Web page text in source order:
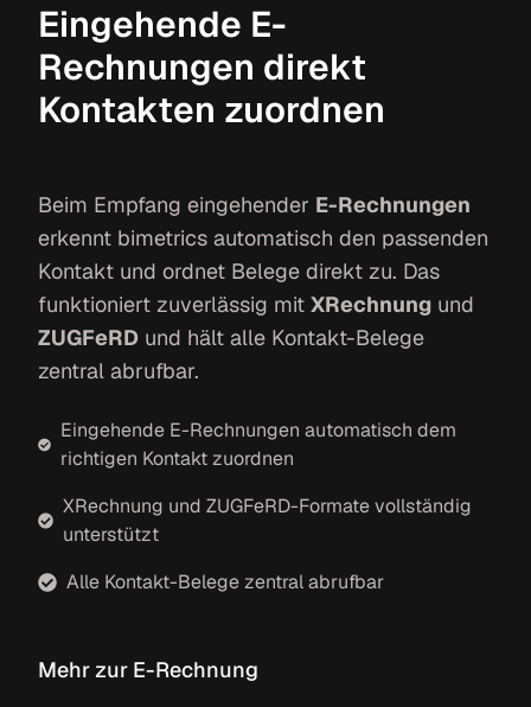
Eingehende E-
Rechnungen direkt
Kontakten zuordnen
Beim Empfang eingehender E-Rechnungen
erkennt bimetrics automatisch den passenden
Kontakt und ordnet Belege direkt zu. Das
funktioniert zuverlässig mit XRechnung und
ZUGFeRD und hält alle Kontakt-Belege
zentral abrufbar.
Eingehende E-Rechnungen automatisch dem
richtigen Kontakt zuordnen
XRechnung und ZUGFeRD-Formate vollständig
unterstützt
Alle Kontakt-Belege zentral abrufbar
Mehr zur E-Rechnung